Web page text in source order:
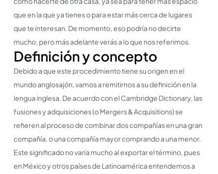
que en la que ya tienes o para estar más cerca de lugares
que te interesan. De momento, eso podría no decirte
mucho, pero más adelante verás a lo que nos referimos.
Definición y concepto
Debido a que este procedimiento tiene su origen en el
mundo anglosajón, vamos a remitirnos a su definición en la
lengua inglesa. De acuerdo con el Cambridge Dictionary, las
fusiones y adquisiciones (o Mergers & Acquisitions) se
refieren al proceso de combinar dos compañías en una gran
compañía, o una compañía mayor comprando a una menor.
Este significado no varía mucho al exportar el término, pues
en México y otros países de Latinoamérica entendemos a